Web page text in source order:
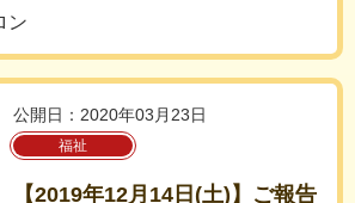
ン
公開日：2020年03月23日
福祉
【2019年12月14日(土)】ご報告